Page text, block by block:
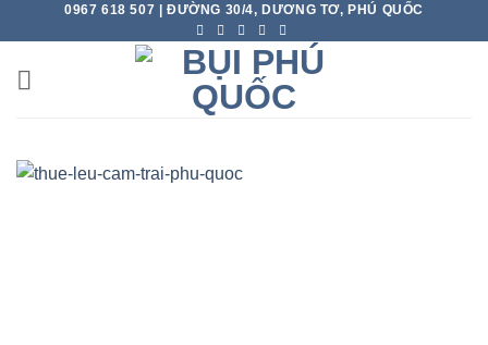
to
content
0967 618 507 | ĐƯỜNG 30/4, DƯƠNG TƠ, PHÚ QUỐC